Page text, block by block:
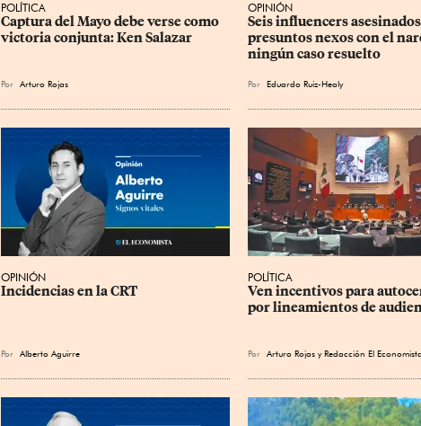
POLÍTICA
Captura del Mayo debe verse como
victoria conjunta: Ken Salazar
Por Arturo Rojas
OPINIÓN
Seis influencers
presuntos nexos con el
ningún caso resuelto
Por Eduardo Ruiz-Healy
OPINIÓN
Incidencias en la CRT
Por Alberto Aguirre
POLÍTICA
Ven incentivos para
por lineamientos de
Por Arturo Rojas yRedacción El Economista